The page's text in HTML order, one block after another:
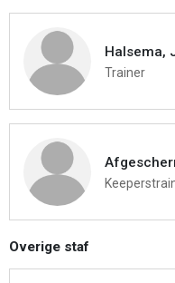
Halsema,
Trainer
Overige staf